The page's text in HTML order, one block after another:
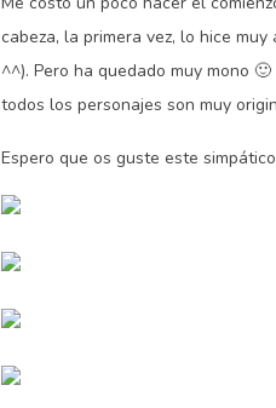
cabeza, la primera vez, lo hice
^^). Pero ha quedado muy mono
todos los personajes son muy
Espero que os guste este